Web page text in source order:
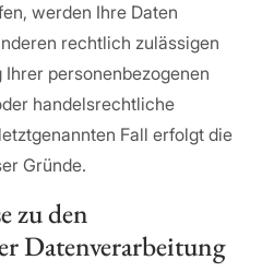
werden Ihre Daten
rechtlich zulässigen
personenbezogenen
handelsrechtliche
Fall erfolgt die
Gründe.
zu den
Datenverarbeitung